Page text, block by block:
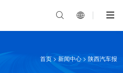
 
首页 > 新闻中心 > 陕西汽车报